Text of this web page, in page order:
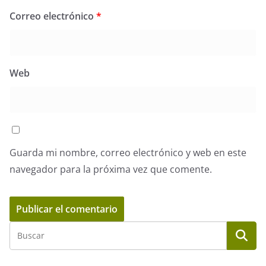
Correo electrónico *
Web
Guarda mi nombre, correo electrónico y web en este
navegador para la próxima vez que comente.